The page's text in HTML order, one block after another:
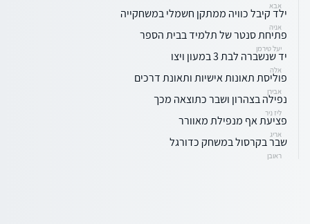
אבא
ילד קיבל כוויה ממתקן חשמלי במשחקייה
אניה
פתיחת סנטר של תלמיד בבית הספר
יעל טירמן
יד שנשברה לבת 3 במעון ויצו
אלה
פוליסת תאונות אישיות ותאונת דרכים
אבירן
נפילה בצהרון ושבר כתוצאה מכך
ליז ניר
פציעת אף מנפילת מאוורר
אריג
שבר בקרסול במשחק כדורגל
ראובן